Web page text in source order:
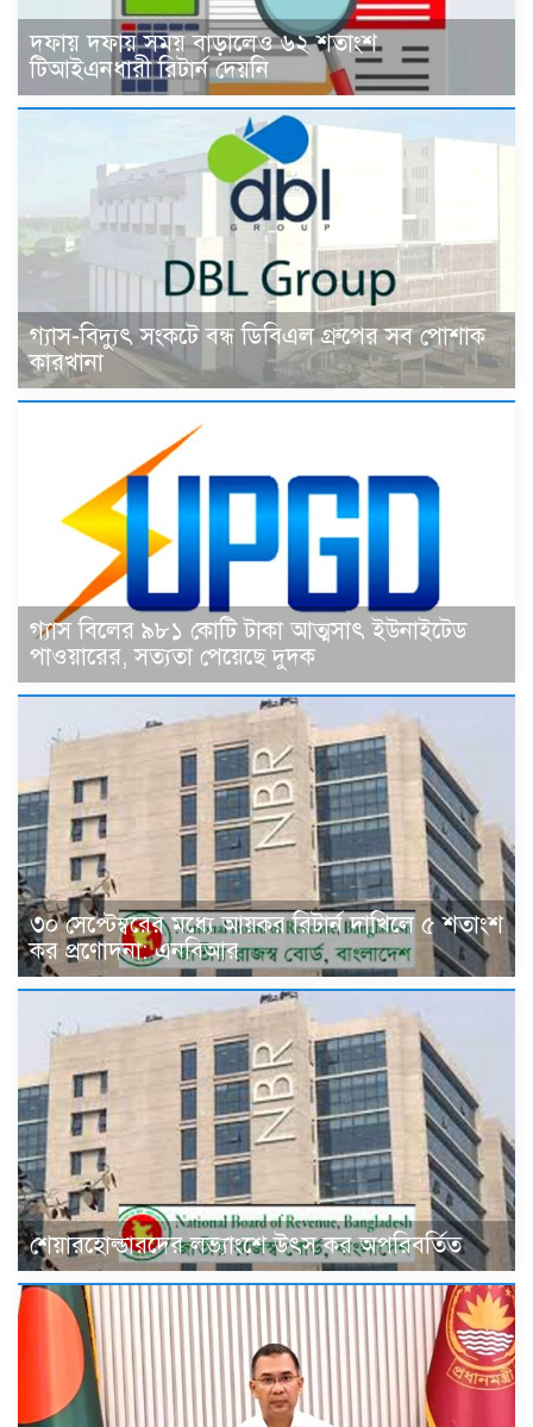
দফায় দফায় সময় বাড়ালেও ৬২ শতাংশ
টিআইএনধারী রিটার্ন দেয়নি
গ্যাস-বিদ্যুৎ সংকটে বন্ধ ডিবিএল গ্রুপের সব পোশাক
কারখানা
গ্যাস বিলের ৯৮১ কোটি টাকা আত্মসাৎ ইউনাইটেড
পাওয়ারের, সত্যতা পেয়েছে দুদক
৩০ সেপ্টেম্বরের মধ্যে আয়কর রিটার্ন দাখিলে ৫ শতাংশ
কর প্রণোদনা: এনবিআর
শেয়ারহোল্ডারদের লভ্যাংশে উৎস কর অপরিবর্তিত